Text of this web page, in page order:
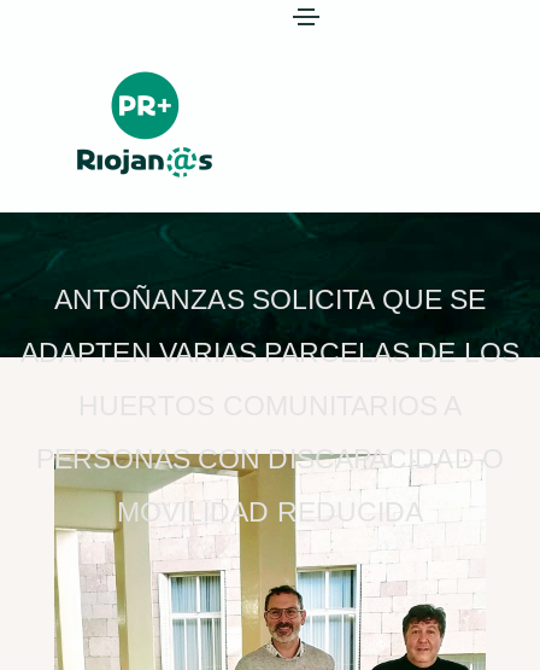
ANTOÑANZAS SOLICITA QUE SE
ADAPTEN VARIAS PARCELAS DE LOS
PERSONAS CON DISCAPACIDAD O
MOVILIDAD REDUCIDA